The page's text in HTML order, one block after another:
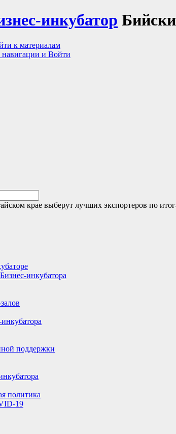
к материалам
и Войти
крае выберут лучших экспортеров по
инкубатора
поддержки
политика
19